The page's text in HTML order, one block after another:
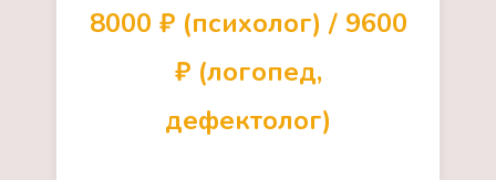
8000 ₽ (психолог) / 9600
₽ (логопед,
дефектолог)